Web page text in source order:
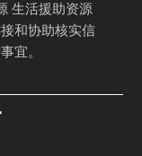
生活援助资源
和协助核实信
宜。